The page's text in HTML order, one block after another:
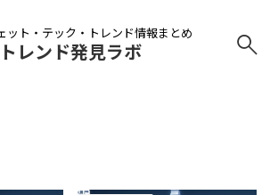
ット・テック・トレンド情報まとめ
トレンド発見ラボ